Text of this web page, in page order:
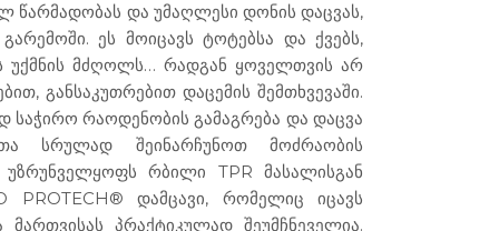
წარმადობას და უმაღლესი დონის დაცვას,
ეს მოიცავს ტოტებსა და ქვებს,
უქმნის მძღოლს… რადგან ყოველთვის არ
განსაკუთრებით დაცემის შემთხვევაში.
საჭირო რაოდენობის გამაგრება და დაცვა
სრულად შეინარჩუნოთ მოძრაობის
რბილი TPR მასალისგან
PROTECH® დამცავი, რომელიც იცავს
მართვისას პრაქტიკულად შეუმჩნეველია.